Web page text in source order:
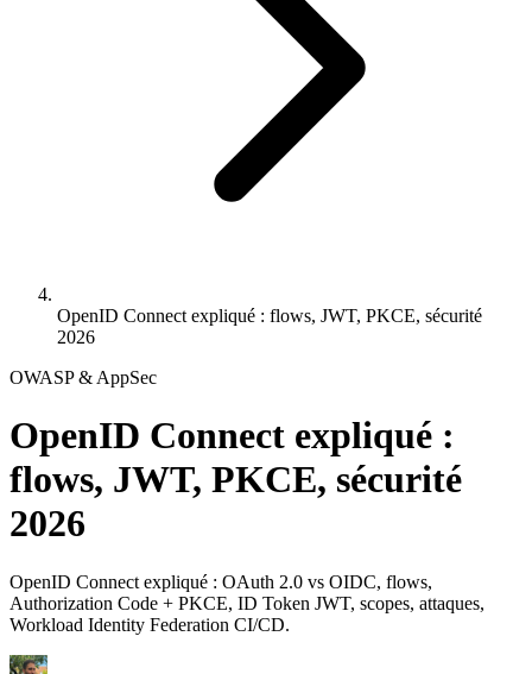
OpenID Connect expliqué : flows, JWT, PKCE, sécurité
2026
OWASP & AppSec
OpenID Connect expliqué :
flows, JWT, PKCE, sécurité
2026
OpenID Connect expliqué : OAuth 2.0 vs OIDC, flows,
Authorization Code + PKCE, ID Token JWT, scopes, attaques,
Workload Identity Federation CI/CD.